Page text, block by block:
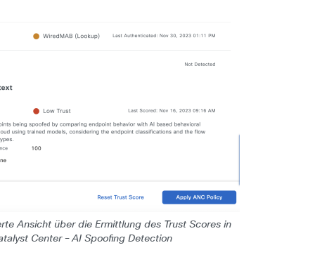
Ansicht über die Ermittlung des Trust Scores in
Center – AI Spoofing Detection